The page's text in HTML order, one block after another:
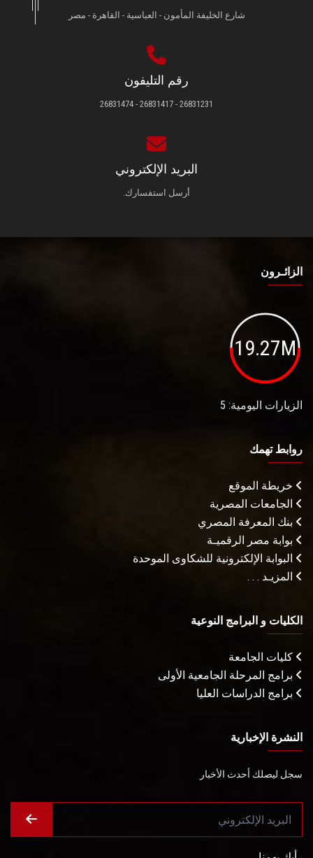
شارع الخليفة المأمون - العباسية - القاهرة - مصر
رقم التليفون
26831231 - 26831417 - 26831474
البريد الإلكتروني
أرسل استفسارك.
الزائـرون
19.27M
الزيارات اليومية: 5
روابط تهمك
خريطة الموقع
الجامعات المصرية
بنك المعرفة المصري
بوابة مصر الرقميـة
البوابة الإلكترونية للشكاوى الموحدة
المزيـد . . .
الكليات و البرامج النوعية
كليات الجامعة
برامج المرحلة الجامعية الأولى
برامج الدراسات العليا
النشرة الإخبارية
سجل ليصلك أحدث الأخبار